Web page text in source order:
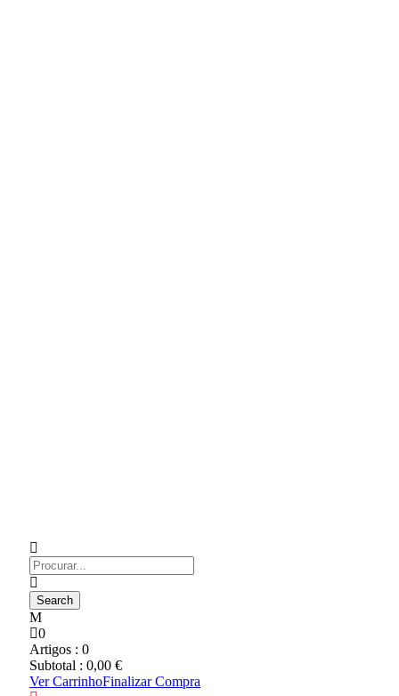
0
Artigos : 0
Subtotal : 0,00 €
Ver CarrinhoFinalizar Compra